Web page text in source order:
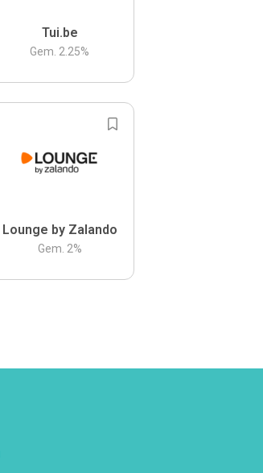
Tui.be
Gem. 2.25%
Lounge by Zalando
Gem. 2%